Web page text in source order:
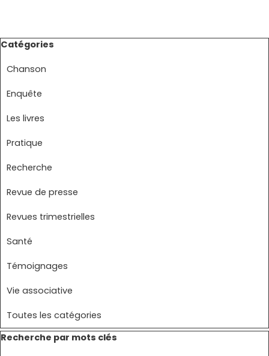
Sauter le bloc Catégories
Catégories
Chanson
Enquête
Les livres
Pratique
Recherche
Revue de presse
Revues trimestrielles
Santé
Témoignages
Vie associative
Toutes les catégories
Sauter le bloc Recherche par mots clés
Recherche par mots clés